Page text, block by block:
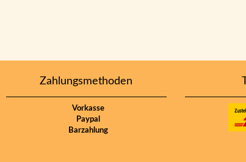
Zahlungsmethoden
Vorkasse
Paypal
Barzahlung